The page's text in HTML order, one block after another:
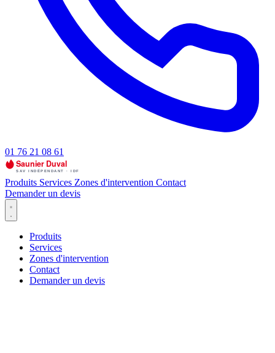
01 76 21 08 61
Produits Services Zones d'intervention Contact
Demander un devis
Produits
Services
Zones d'intervention
Contact
Demander un devis